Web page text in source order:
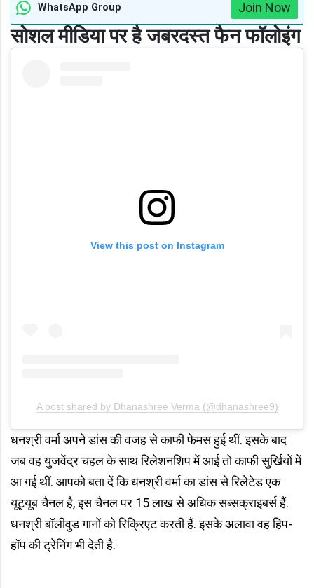
WhatsApp Group Join Now
सोशल मीडिया पर है जबरदस्त फैन फॉलोइंग
View this post on Instagram
A post shared by Dhanashree Verma (@dhanashree9)
धनश्री वर्मा अपने डांस की वजह से काफी फेमस हुई थीं. इसके बाद
जब वह युजवेंद्र चहल के साथ रिलेशनशिप में आई तो काफी सुर्खियों में
आ गई थीं. आपको बता दें कि धनश्री वर्मा का डांस से रिलेटेड एक
यूट्यूब चैनल है, इस चैनल पर 15 लाख से अधिक सब्सक्राइबर्स हैं.
धनश्री बॉलीवुड गानों को रिक्रिएट करती हैं. इसके अलावा वह हिप-
हॉप की ट्रेनिंग भी देती है.